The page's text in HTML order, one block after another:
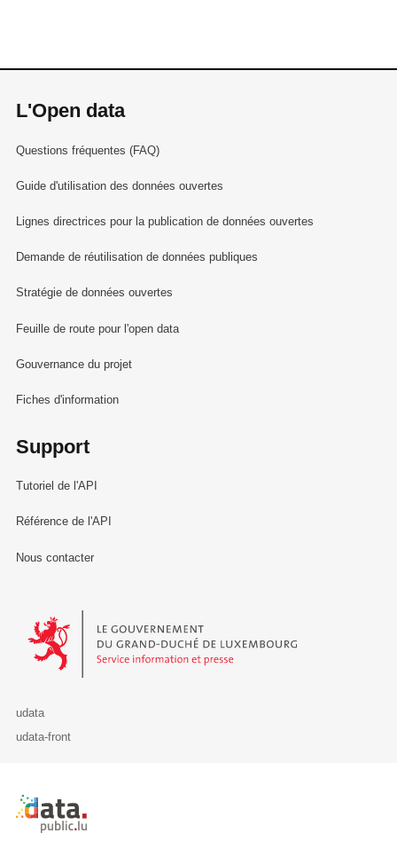
L'Open data
Questions fréquentes (FAQ)
Guide d'utilisation des données ouvertes
Lignes directrices pour la publication de données ouvertes
Demande de réutilisation de données publiques
Stratégie de données ouvertes
Feuille de route pour l'open data
Gouvernance du projet
Fiches d'information
Support
Tutoriel de l'API
Référence de l'API
Nous contacter
Le Gouvernement du Grand-Duché de Luxembourg - Service
udata
udata-front
Retour à l'accueil de data.public.lu